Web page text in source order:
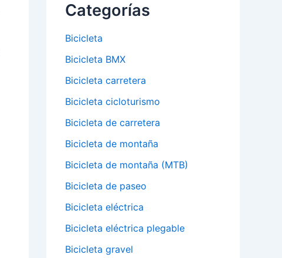
Categorías
Bicicleta
Bicicleta BMX
Bicicleta carretera
Bicicleta cicloturismo
Bicicleta de carretera
Bicicleta de montaña
Bicicleta de montaña (MTB)
Bicicleta de paseo
Bicicleta eléctrica
Bicicleta eléctrica plegable
Bicicleta gravel